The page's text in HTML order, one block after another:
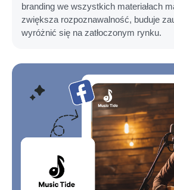
branding we wszystkich materiałach
zwiększa rozpoznawalność, buduje
wyróżnić się na zatłoczonym rynku.